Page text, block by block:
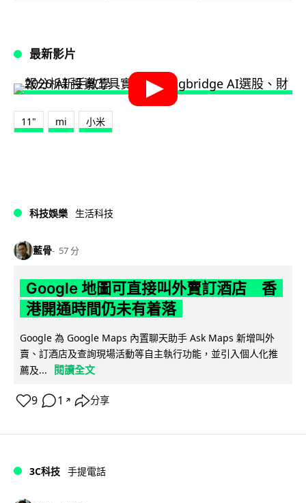
最新影片
11" mi 小米
科技娛樂 生活科技
藍骨 57 分
Google 地圖可直接叫外賣訂酒店 香
港開通時間仍未有着落
Google 為 Google Maps 內置聊天助手 Ask Maps 新增叫外
賣、訂酒店及查詢現場活動等自主執行功能，並引入個人化推
薦及...
閱讀全文
9 1 ↗ 分享
3C科技 手提電話